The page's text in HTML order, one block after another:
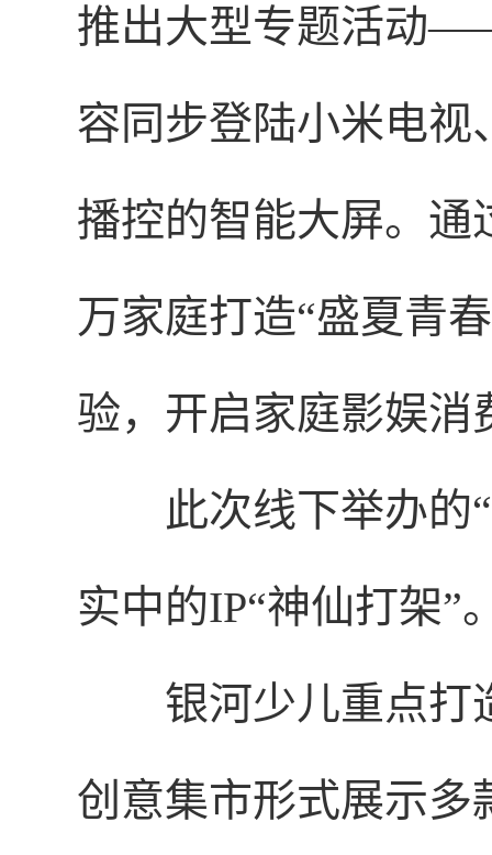
推出大型专题活动
容同步登陆小米电视
播控的智能大屏。通
万家庭打造“盛夏青
验，开启家庭影娱消
此次线下举办的
实中的IP“神仙打架”
银河少儿重点打
创意集市形式展示多